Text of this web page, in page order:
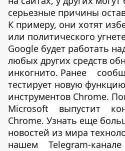
серьезные причины
К примеру, они хотят
или политического
Google будет работать
любых других средств
инкогнито. Ранее
тестирует новую
инструментов Chrome.
Microsoft
выпустит
Chrome. Узнать еще
новостей из мира
нашем
Telegram-канале